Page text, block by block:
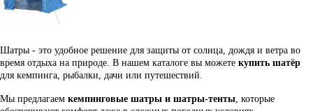
Шатры - это удобное решение для защиты от солнца, дождя и ветра во
время отдыха на природе. В нашем каталоге вы можете купить шатёр
для кемпинга, рыбалки, дачи или путешествий.
Мы предлагаем кемпинговые шатры и шатры-тенты , которые